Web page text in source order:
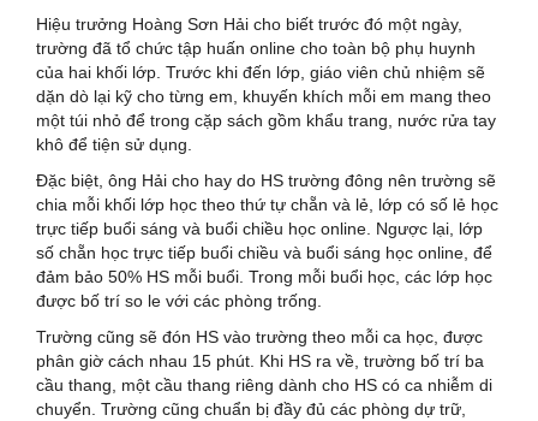
Hiệu trưởng Hoàng Sơn Hải cho biết trước đó một ngày,
trường đã tổ chức tập huấn online cho toàn bộ phụ huynh
của hai khối lớp. Trước khi đến lớp, giáo viên chủ nhiệm sẽ
dặn dò lại kỹ cho từng em, khuyến khích mỗi em mang theo
một túi nhỏ để trong cặp sách gồm khẩu trang, nước rửa tay
khô để tiện sử dụng.
Đặc biệt, ông Hải cho hay do HS trường đông nên trường sẽ
chia mỗi khối lớp học theo thứ tự chẵn và lẻ, lớp có số lẻ học
trực tiếp buổi sáng và buổi chiều học online. Ngược lại, lớp
số chẵn học trực tiếp buổi chiều và buổi sáng học online, để
đảm bảo 50% HS mỗi buổi. Trong mỗi buổi học, các lớp học
được bố trí so le với các phòng trống.
Trường cũng sẽ đón HS vào trường theo mỗi ca học, được
phân giờ cách nhau 15 phút. Khi HS ra về, trường bố trí ba
cầu thang, một cầu thang riêng dành cho HS có ca nhiễm di
chuyển. Trường cũng chuẩn bị đầy đủ các phòng dự trữ,